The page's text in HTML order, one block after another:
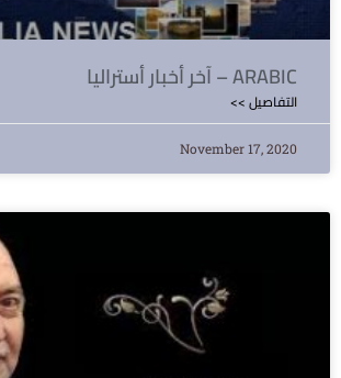
آخر أخبار أستراليا – ARABIC
<< التفاصيل
November 17, 2020